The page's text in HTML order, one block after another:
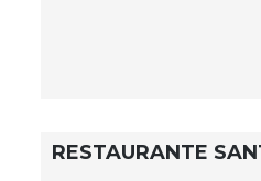
RESTAURANTE